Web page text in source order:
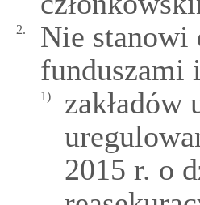
2.
Nie stanowi
funduszami
1)
zakładów
2015 r. o